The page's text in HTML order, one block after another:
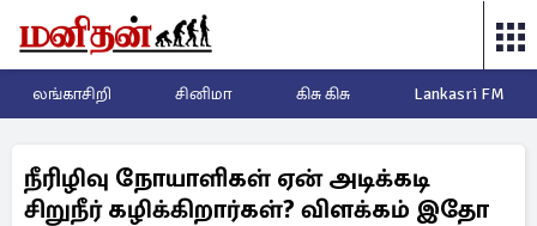
லங்காசிறி சினிமா கிசு கிசு Lankasri FM
நீரிழிவு நோயாளிகள் ஏன் அடிக்கடி
சிறுநீர் கழிக்கிறார்கள்? விளக்கம் இதோ